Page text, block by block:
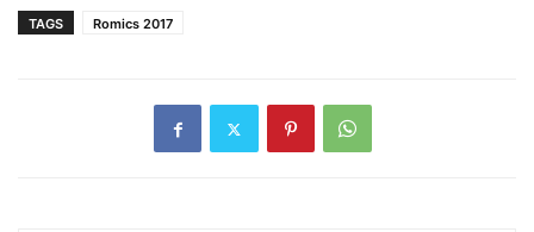
TAGS Romics 2017